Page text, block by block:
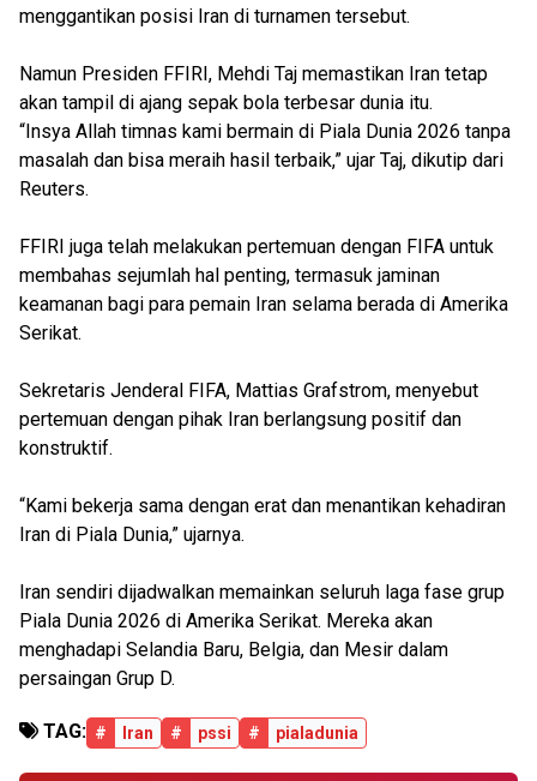
menggantikan posisi Iran di turnamen tersebut.
Namun Presiden FFIRI, Mehdi Taj memastikan Iran tetap
akan tampil di ajang sepak bola terbesar dunia itu.
“Insya Allah timnas kami bermain di Piala Dunia 2026 tanpa
masalah dan bisa meraih hasil terbaik,” ujar Taj, dikutip dari
Reuters.
FFIRI juga telah melakukan pertemuan dengan FIFA untuk
membahas sejumlah hal penting, termasuk jaminan
keamanan bagi para pemain Iran selama berada di Amerika
Serikat.
Sekretaris Jenderal FIFA, Mattias Grafstrom, menyebut
pertemuan dengan pihak Iran berlangsung positif dan
konstruktif.
“Kami bekerja sama dengan erat dan menantikan kehadiran
Iran di Piala Dunia,” ujarnya.
Iran sendiri dijadwalkan memainkan seluruh laga fase grup
Piala Dunia 2026 di Amerika Serikat. Mereka akan
menghadapi Selandia Baru, Belgia, dan Mesir dalam
persaingan Grup D.
TAG: # Iran # pssi # pialadunia